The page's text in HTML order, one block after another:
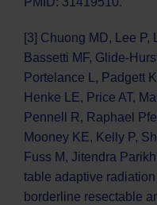
[3] Chuong MD, Lee P,
Bassetti MF, Glide-
Portelance L, Padgett
Henke LE, Price AT,
Pennell R, Raphael
Mooney KE, Kelly P,
Fuss M, Jitendra
table adaptive
borderline resectable